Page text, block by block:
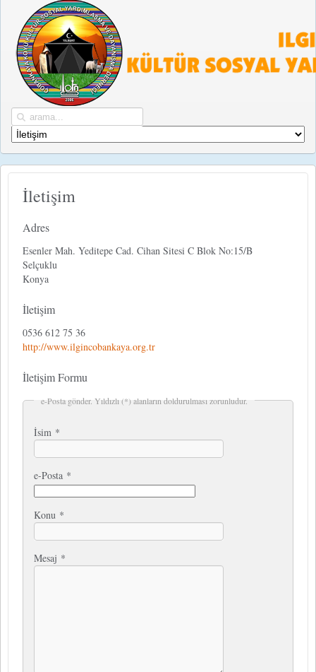
İletişim
Adres
Esenler Mah. Yeditepe Cad. Cihan Sitesi C Blok No:15/B
Selçuklu
Konya
İletişim
0536 612 75 36
http://www.ilgincobankaya.org.tr
İletişim Formu
e-Posta gönder. Yıldızlı (*) alanların doldurulması zorunludur.
İsim *
e-Posta *
Konu *
Mesaj *